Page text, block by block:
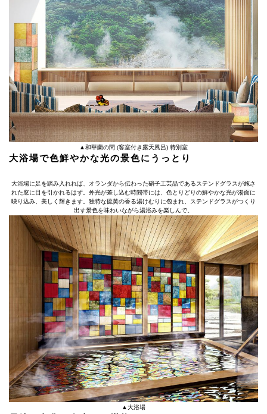
▲和華蘭の間 (客室付き露天風呂) 特別室
大浴場で色鮮やかな光の景色にうっとり
大浴場に足を踏み入れれば、オランダから伝わった硝子工芸品であるステンドグラスが施さ
れた窓に目を引かれるはず。外光が差し込む時間帯には、色とりどりの鮮やかな光が湯面に
映り込み、美しく輝きます。独特な硫黄の香る湯けむりに包まれ、ステンドグラスがつくり
出す景色を味わいながら湯浴みを楽しんで。
▲大浴場